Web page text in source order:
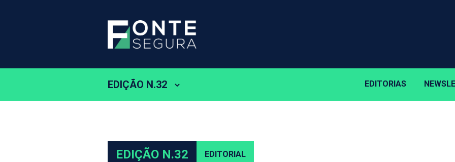
EDIÇÃO N.32 EDITORIAS
EDIÇÃO N.32 EDITORIAL